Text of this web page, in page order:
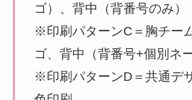
ゴ）、背中（背番号のみ）
※印刷パターンC＝胸チー
ゴ、背中（背番号+個別ネー
※印刷パターンD＝共通デ